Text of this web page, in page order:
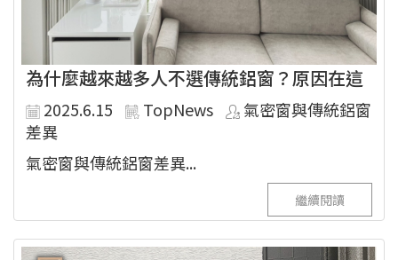
為什麼越來越多人不選傳統鋁窗？原因在這
2025.6.15 TopNews
氣密窗與傳統鋁窗
差異
氣密窗與傳統鋁窗差異...
繼續閱讀